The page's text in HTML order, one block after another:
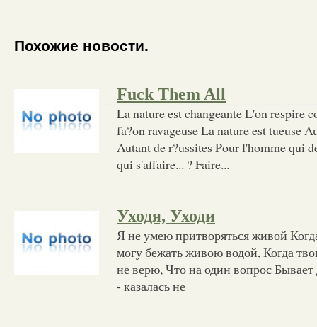
Похожие новости.
Fuck Them All
La nature est changeante L'on respire
fa?on ravageuse La nature est tueuse
Autant de r?ussites Pour l'homme qui
qui s'affaire... ? Faire...
Уходя, Уходи
Я не умею притворяться живой
могу бежать живою водой, Когда
не верю, Что на один вопрос
- казалась не